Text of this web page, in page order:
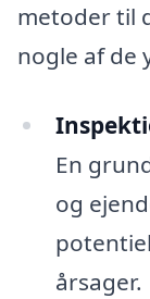
metoder til
nogle af de
En
og
årsager.